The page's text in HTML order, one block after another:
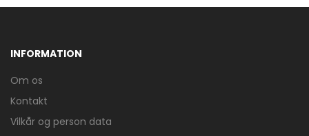
INFORMATION
Om os
Kontakt
Vilkår og person data